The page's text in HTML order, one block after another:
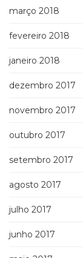
março 2018
fevereiro 2018
janeiro 2018
dezembro 2017
novembro 2017
outubro 2017
setembro 2017
agosto 2017
julho 2017
junho 2017